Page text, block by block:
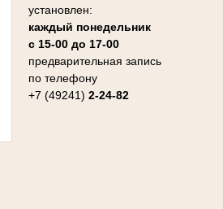
установлен:
каждый понедельник
с 15-00 до 17-00
предварительная запись
по телефону
+7 (49241) 2-24-82